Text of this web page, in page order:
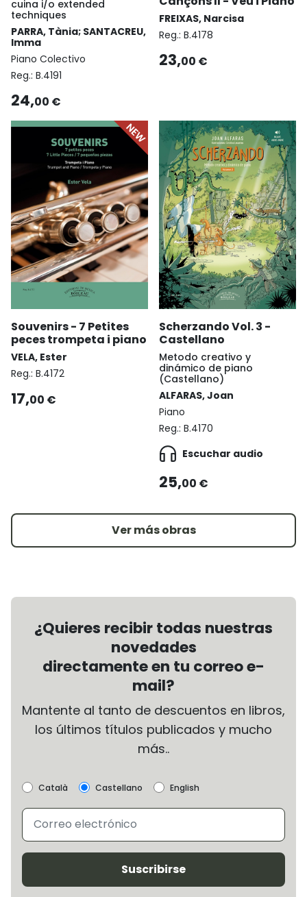
cuina i/o extended
techniques
PARRA, Tània; SANTACREU,
Imma
Piano Colectivo
Reg.: B.4191
24,00 €
FREIXAS, Narcisa
Reg.: B.4178
23,00 €
Souvenirs - 7 Petites
peces trompeta i piano
VELA, Ester
Reg.: B.4172
17,00 €
Scherzando Vol. 3 -
Castellano
Metodo creativo y
dinámico de piano
(Castellano)
ALFARAS, Joan
Piano
Reg.: B.4170
Escuchar audio
25,00 €
Ver más obras
¿Quieres recibir todas nuestras
novedades
directamente en tu correo e-
mail?
Mantente al tanto de descuentos en libros,
los últimos títulos publicados y mucho
más..
Català Castellano English
Suscribirse